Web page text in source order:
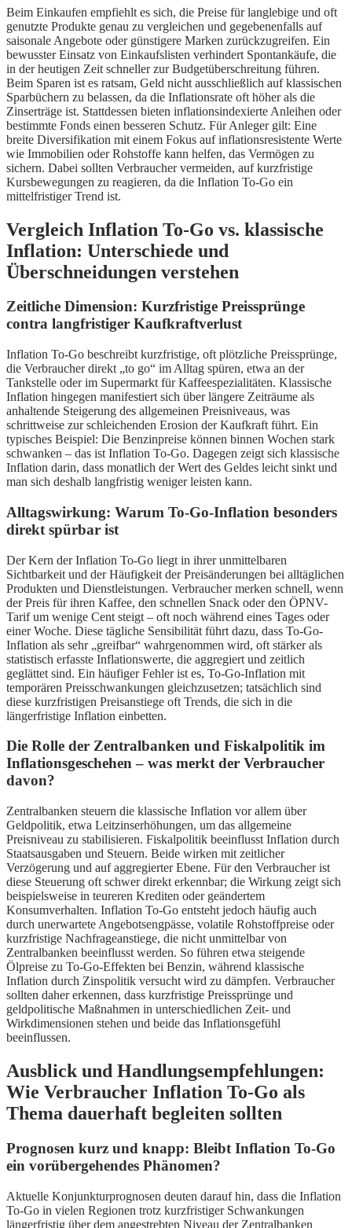
Beim Einkaufen empfiehlt es sich, die Preise für langlebige und oft
genutzte Produkte genau zu vergleichen und gegebenenfalls auf
saisonale Angebote oder günstigere Marken zurückzugreifen. Ein
bewusster Einsatz von Einkaufslisten verhindert Spontankäufe, die
in der heutigen Zeit schneller zur Budgetüberschreitung führen.
Beim Sparen ist es ratsam, Geld nicht ausschließlich auf klassischen
Sparbüchern zu belassen, da die Inflationsrate oft höher als die
Zinserträge ist. Stattdessen bieten inflationsindexierte Anleihen oder
bestimmte Fonds einen besseren Schutz. Für Anleger gilt: Eine
breite Diversifikation mit einem Fokus auf inflationsresistente Werte
wie Immobilien oder Rohstoffe kann helfen, das Vermögen zu
sichern. Dabei sollten Verbraucher vermeiden, auf kurzfristige
Kursbewegungen zu reagieren, da die Inflation To-Go ein
mittelfristiger Trend ist.
Vergleich Inflation To-Go vs. klassische
Inflation: Unterschiede und
Überschneidungen verstehen
Zeitliche Dimension: Kurzfristige Preissprünge
contra langfristiger Kaufkraftverlust
Inflation To-Go beschreibt kurzfristige, oft plötzliche Preissprünge,
die Verbraucher direkt „to go“ im Alltag spüren, etwa an der
Tankstelle oder im Supermarkt für Kaffeespezialitäten. Klassische
Inflation hingegen manifestiert sich über längere Zeiträume als
anhaltende Steigerung des allgemeinen Preisniveaus, was
schrittweise zur schleichenden Erosion der Kaufkraft führt. Ein
typisches Beispiel: Die Benzinpreise können binnen Wochen stark
schwanken – das ist Inflation To-Go. Dagegen zeigt sich klassische
Inflation darin, dass monatlich der Wert des Geldes leicht sinkt und
man sich deshalb langfristig weniger leisten kann.
Alltagswirkung: Warum To-Go-Inflation besonders
direkt spürbar ist
Der Kern der Inflation To-Go liegt in ihrer unmittelbaren
Sichtbarkeit und der Häufigkeit der Preisänderungen bei alltäglichen
Produkten und Dienstleistungen. Verbraucher merken schnell, wenn
der Preis für ihren Kaffee, den schnellen Snack oder den ÖPNV-
Tarif um wenige Cent steigt – oft noch während eines Tages oder
einer Woche. Diese tägliche Sensibilität führt dazu, dass To-Go-
Inflation als sehr „greifbar“ wahrgenommen wird, oft stärker als
statistisch erfasste Inflationswerte, die aggregiert und zeitlich
geglättet sind. Ein häufiger Fehler ist es, To-Go-Inflation mit
temporären Preisschwankungen gleichzusetzen; tatsächlich sind
diese kurzfristigen Preisanstiege oft Trends, die sich in die
längerfristige Inflation einbetten.
Die Rolle der Zentralbanken und Fiskalpolitik im
Inflationsgeschehen – was merkt der Verbraucher
davon?
Zentralbanken steuern die klassische Inflation vor allem über
Geldpolitik, etwa Leitzinserhöhungen, um das allgemeine
Preisniveau zu stabilisieren. Fiskalpolitik beeinflusst Inflation durch
Staatsausgaben und Steuern. Beide wirken mit zeitlicher
Verzögerung und auf aggregierter Ebene. Für den Verbraucher ist
diese Steuerung oft schwer direkt erkennbar; die Wirkung zeigt sich
beispielsweise in teureren Krediten oder geändertem
Konsumverhalten. Inflation To-Go entsteht jedoch häufig auch
durch unerwartete Angebotsengpässe, volatile Rohstoffpreise oder
kurzfristige Nachfrageanstiege, die nicht unmittelbar von
Zentralbanken beeinflusst werden. So führen etwa steigende
Ölpreise zu To-Go-Effekten bei Benzin, während klassische
Inflation durch Zinspolitik versucht wird zu dämpfen. Verbraucher
sollten daher erkennen, dass kurzfristige Preissprünge und
geldpolitische Maßnahmen in unterschiedlichen Zeit- und
Wirkdimensionen stehen und beide das Inflationsgefühl
beeinflussen.
Ausblick und Handlungsempfehlungen:
Wie Verbraucher Inflation To-Go als
Thema dauerhaft begleiten sollten
Prognosen kurz und knapp: Bleibt Inflation To-Go
ein vorübergehendes Phänomen?
Aktuelle Konjunkturprognosen deuten darauf hin, dass die Inflation
To-Go in vielen Regionen trotz kurzfristiger Schwankungen
längerfristig über dem angestrebten Niveau der Zentralbanken